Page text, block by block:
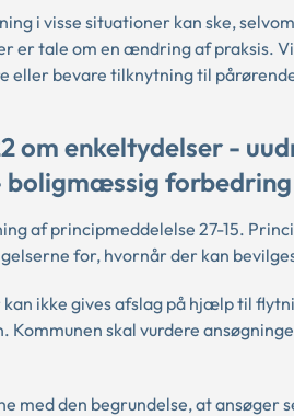
i visse situationer kan ske,
er tale om en ændring af praksis.
eller bevare tilknytning til
om enkeltydelser -
forbedring
af principmeddelelse 27-15.
for, hvornår der kan
ikke gives afslag på hjælp til
skal vurdere
med den begrundelse, at ansøger